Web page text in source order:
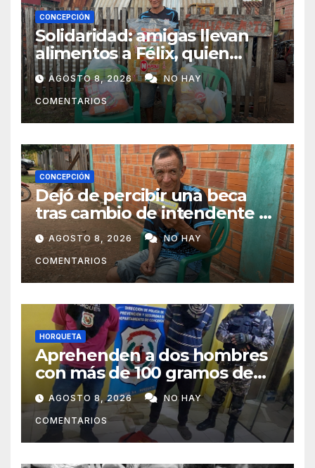
CONCEPCIÓN
Solidaridad: amigas llevan
alimentos a Félix, quien
ahora vende caramelos para
subsistir
AGOSTO 8, 2026 NO HAY
COMENTARIOS
CONCEPCIÓN
Dejó de percibir una beca
tras cambio de intendente y
ahora vende caramelos para
subsistir
AGOSTO 8, 2026 NO HAY
COMENTARIOS
HORQUETA
Aprehenden a dos hombres
con más de 100 gramos de
supuesta marihuana en
Horqueta
AGOSTO 8, 2026 NO HAY
COMENTARIOS